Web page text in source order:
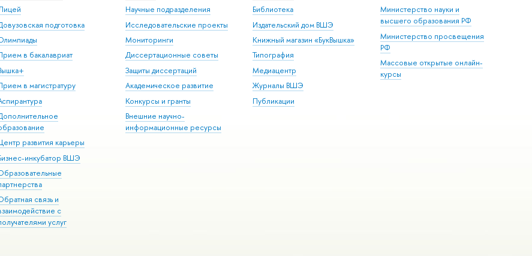
подготовка
в бакалавриат
в магистратуру
развития карьеры
инкубатор ВШЭ
связь и
с
услуг
Научные подразделения
Исследовательские проекты
Мониторинги
Диссертационные советы
Защиты диссертаций
Академическое развитие
Конкурсы и гранты
Внешние научно-
информационные ресурсы
Библиотека
Издательский дом ВШЭ
Книжный магазин «БукВышка»
Типография
Медиацентр
Журналы ВШЭ
Публикации
Министерство науки и
высшего образования РФ
Министерство просвещения
РФ
Массовые открытые онлайн-
курсы